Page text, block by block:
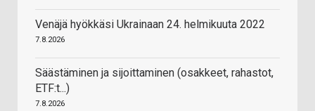
Venäjä hyökkäsi Ukrainaan 24. helmikuuta 2022
7.8.2026
Säästäminen ja sijoittaminen (osakkeet, rahastot,
ETF:t...)
7.8.2026